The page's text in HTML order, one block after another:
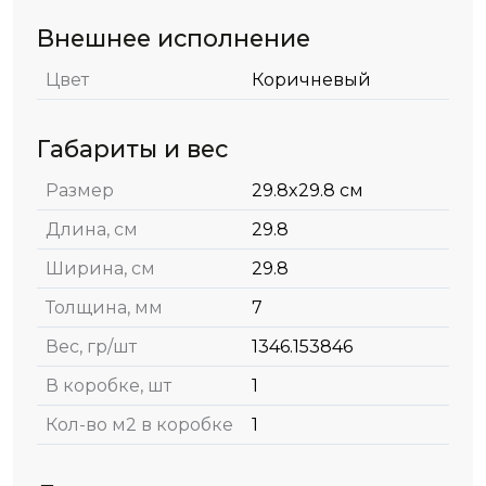
Внешнее исполнение
Цвет Коричневый
Габариты и вес
Размер
29.8x29.8 см
Длина, см
29.8
Ширина, см
29.8
Толщина, мм
7
Вес, гр/шт
1346.153846
В коробке, шт
1
Кол-во м2 в коробке
1